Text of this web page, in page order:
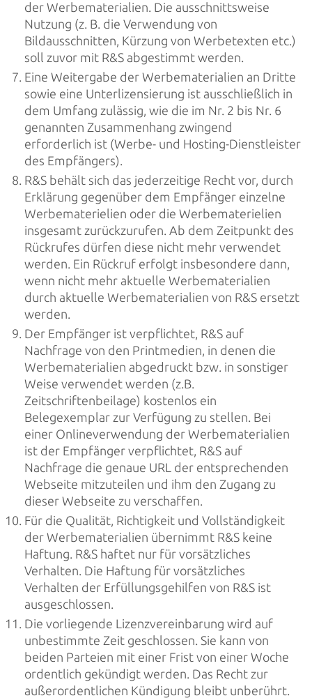
der Werbematerialien. Die ausschnittsweise
Nutzung (z. B. die Verwendung von
Bildausschnitten, Kürzung von Werbetexten etc.)
soll zuvor mit R&S abgestimmt werden.
Eine Weitergabe der Werbematerialien an Dritte
sowie eine Unterlizensierung ist ausschließlich in
dem Umfang zulässig, wie die im Nr. 2 bis Nr. 6
genannten Zusammenhang zwingend
erforderlich ist (Werbe- und Hosting-Dienstleister
des Empfängers).
R&S behält sich das jederzeitige Recht vor, durch
Erklärung gegenüber dem Empfänger einzelne
Werbematerielien oder die Werbematerielien
insgesamt zurückzurufen. Ab dem Zeitpunkt des
Rückrufes dürfen diese nicht mehr verwendet
werden. Ein Rückruf erfolgt insbesondere dann,
wenn nicht mehr aktuelle Werbematerialien
durch aktuelle Werbematerialien von R&S ersetzt
werden.
Der Empfänger ist verpflichtet, R&S auf
Nachfrage von den Printmedien, in denen die
Werbematerialien abgedruckt bzw. in sonstiger
Weise verwendet werden (z.B.
Zeitschriftenbeilage) kostenlos ein
Belegexemplar zur Verfügung zu stellen. Bei
einer Onlineverwendung der Werbematerialien
ist der Empfänger verpflichtet, R&S auf
Nachfrage die genaue URL der entsprechenden
Webseite mitzuteilen und ihm den Zugang zu
dieser Webseite zu verschaffen.
Für die Qualität, Richtigkeit und Vollständigkeit
der Werbematerialien übernimmt R&S keine
Haftung. R&S haftet nur für vorsätzliches
Verhalten. Die Haftung für vorsätzliches
Verhalten der Erfüllungsgehilfen von R&S ist
ausgeschlossen.
Die vorliegende Lizenzvereinbarung wird auf
unbestimmte Zeit geschlossen. Sie kann von
beiden Parteien mit einer Frist von einer Woche
ordentlich gekündigt werden. Das Recht zur
außerordentlichen Kündigung bleibt unberührt.